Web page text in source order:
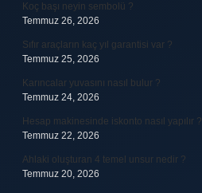
Koç başı neyin sembolü ?
Temmuz 26, 2026
Sıfır araçların kaç yıl garantisi var ?
Temmuz 25, 2026
Karıncalar yuvasını nasıl bulur ?
Temmuz 24, 2026
Hesap makinesinde iskonto nasıl yapılır ?
Temmuz 22, 2026
Ahlaki oluşturan 4 temel unsur nedir ?
Temmuz 20, 2026